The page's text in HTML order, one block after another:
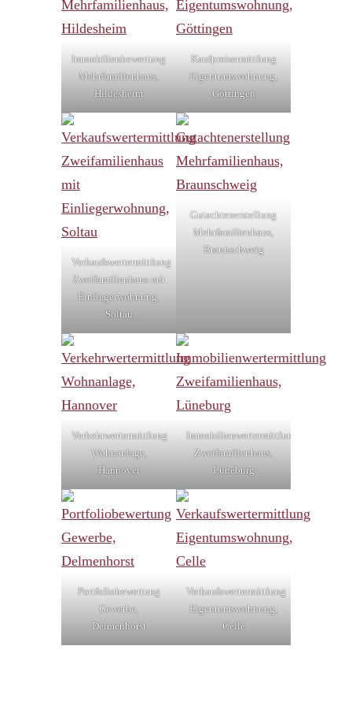
Immobilienbewertung
Mehrfamilienhaus,
Hildesheim
Kaufpreisermittlung
Eigentumswohnung,
Göttingen
Verkaufswertermittlung
Zweifamilienhaus mit
Einliegerwohnung,
Soltau
Gutachtenerstellung
Mehrfamilienhaus,
Braunschweig
Verkehrwertermittlung
Wohnanlage,
Hannover
Immobilienwertermittlung
Zweifamilienhaus,
Lüneburg
Portfoliobewertung
Gewerbe,
Delmenhorst
Verkaufswertermittlung
Eigentumswohnung,
Celle